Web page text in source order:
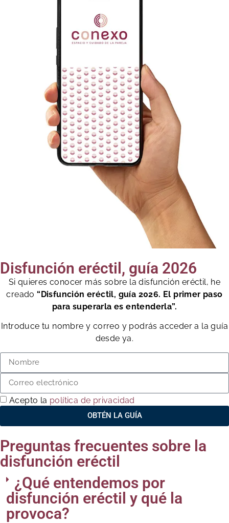
Disfunción eréctil, guía 2026
Si quieres conocer más sobre la disfunción eréctil, he
creado“Disfunción eréctil, guía 2026. El primer paso
para superarla es entenderla”.
Introduce tu nombre y correo y podrás acceder a la guía
desde ya.
Acepto la política de privacidad
OBTÉN LA GUÍA
Preguntas frecuentes sobre la
disfunción eréctil
¿Qué entendemos por
disfunción eréctil y qué la
provoca?